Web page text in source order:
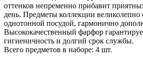
оттенков непременно прибавит
день. Предметы коллекции великолепно
однотонной посудой, гармонично
Высококачественный фарфор
гигиеничность и долгий срок службы.
Всего предметов в наборе: 4 шт.